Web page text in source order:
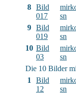
8 Bild
017
sn
9 Bild
019
sn
10 Bild
03
sn
Die 10 Bilder
1
Bild
12
sn